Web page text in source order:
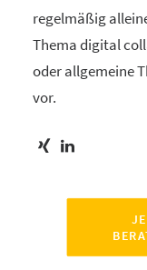
regelmäßig
Thema digital
oder allgemeine
vor.